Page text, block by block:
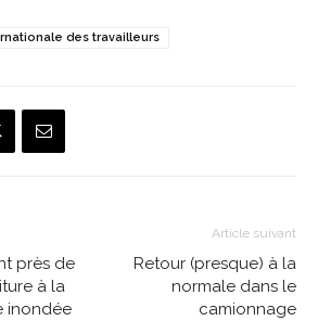
des travailleurs
près de
à la
inondée
Article suivant
Retour (presque) à la
normale dans le
camionnage